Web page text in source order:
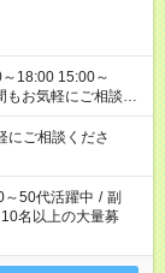
ご相談くださ
～50代活躍中 / 副
10名以上の大量募